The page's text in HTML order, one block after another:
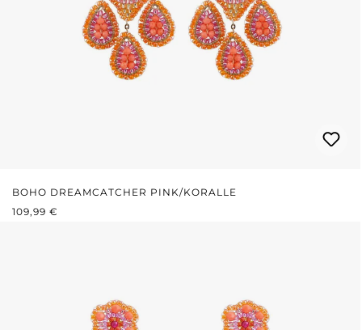
BOHO DREAMCATCHER PINK/KORALLE
REGULÄRER PREIS:
109,99 €